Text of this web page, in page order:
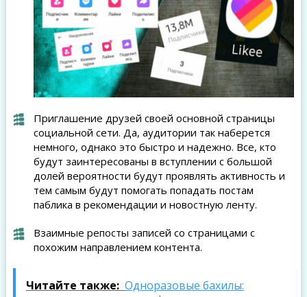
Приглашение друзей своей основной страницы
социальной сети. Да, аудитории так наберется
немного, однако это быстро и надежно. Все, кто
будут заинтересованы в вступлении с большой
долей вероятности будут проявлять активность и
тем самым будут помогать попадать постам
паблика в рекомендации и новостную ленту.
Взаимные репосты записей со страницами с
похожим направлением контента.
Читайте также: Одноразовые бахилы: